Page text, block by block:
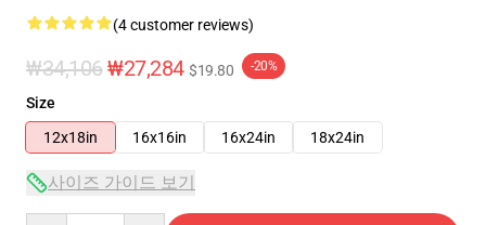
(4 customer reviews)
₩34,106₩27,284 $19.80 -20%
Size
12x18in
16x16in 16x24in 18x24in
사이즈 가이드 보기